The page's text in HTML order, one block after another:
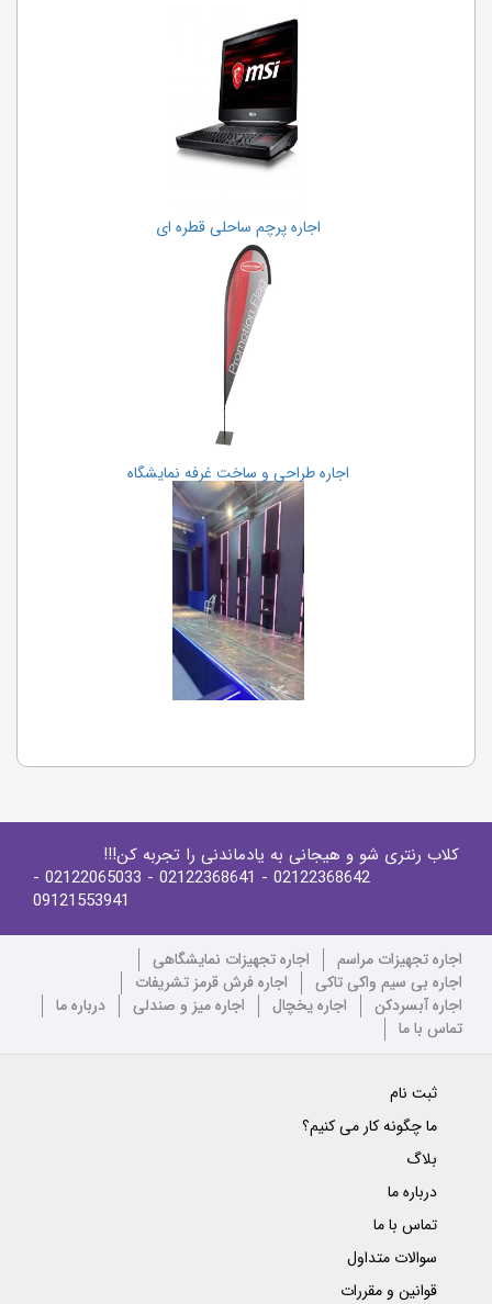
اجاره پرچم ساحلی قطره ای
اجاره طراحی و ساخت غرفه نمایشگاه
کلاب رنتری شو و هیجانی به یادماندنی را تجربه کن!!!
02122368642
- 02122368641
- 02122065033
-
09121553941
اجاره تجهیزات مراسم
اجاره تجهیزات نمایشگاهی
اجاره بی سیم واکی تاکی
اجاره فرش قرمز تشریفات
اجاره آبسردکن
اجاره یخچال اجاره میز و صندلی
درباره ما
تماس با ما
ثبت نام
ما چگونه کار می کنیم؟
بلاگ
درباره ما
تماس با ما
سوالات متداول
قوانین و مقررات